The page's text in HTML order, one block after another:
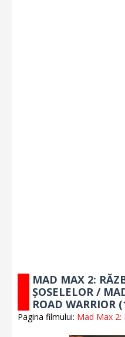
MAD MAX 2:
ȘOSELELOR /
ROAD WARRIOR
Pagina filmului: Mad Max 2: